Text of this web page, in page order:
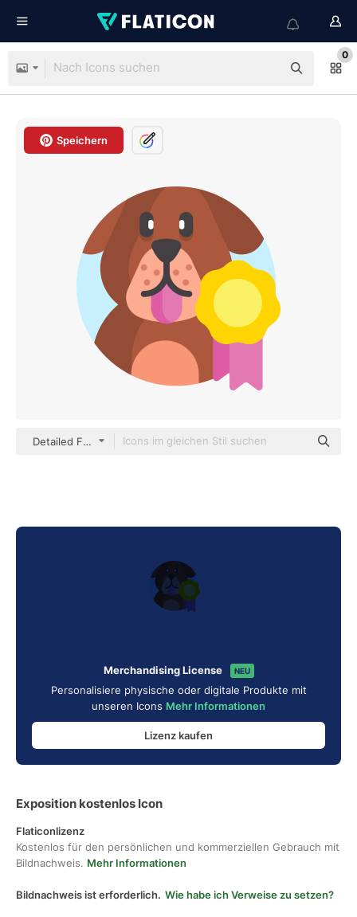
0
Speichern
Detailed Flat Circular Flat
Merchandising License NEU
Personalisiere physische oder digitale Produkte mit
unseren Icons Mehr Informationen
Lizenz kaufen
Exposition kostenlos Icon
Flaticonlizenz
Kostenlos für den persönlichen und kommerziellen Gebrauch mit
Bildnachweis. Mehr Informationen
Bildnachweis ist erforderlich. Wie habe ich Verweise zu setzen?